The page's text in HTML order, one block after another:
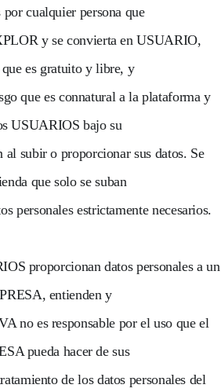
por cualquier persona que
y se convierta en USUARIO,
que es gratuito y libre, y
que es connatural a la plataforma y
USUARIOS bajo su
al subir o proporcionar sus datos. Se
que solo se suban
personales estrictamente necesarios.
proporcionan datos personales a un
entienden y
no es responsable por el uso que el
pueda hacer de sus
de los datos personales del